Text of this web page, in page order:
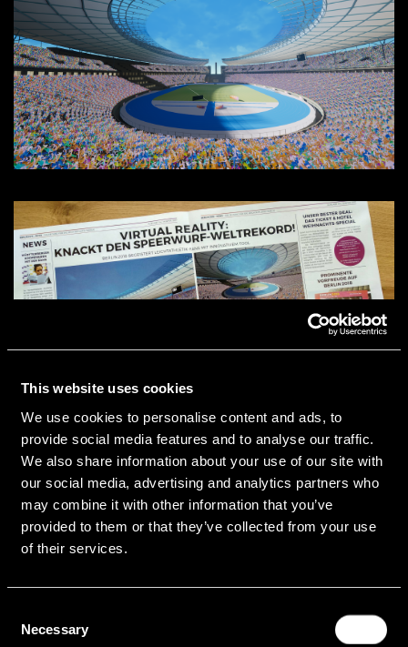
This website uses cookies
We use cookies to personalise content and ads, to
provide social media features and to analyse our traffic.
We also share information about your use of our site with
our social media, advertising and analytics partners who
may combine it with other information that you’ve
provided to them or that they’ve collected from your use
of their services.
Selection
Necessary